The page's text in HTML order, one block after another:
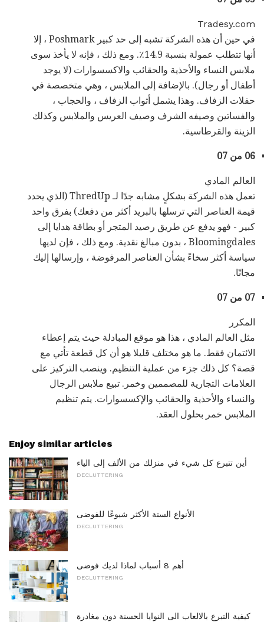
Tradesy.com
في حين أن هذه الشركة تشبه إلى حد كبير Poshmark ، إلا
أنها تتطلب عمولة بنسبة 14.9٪. ومع ذلك ، فإنه لا يأخذ سوى
ملابس النساء والأحذية والحقائب والاكسسوارات (لا يوجد
أطفال أو رجال). بالإضافة إلى الملابس ، وهي متخصصة في
حفلات الزفاف. وهذا يشمل أثواب الزفاف ، والحجاب ،
والفساتين وصيفه الشرف وصيف العريس والملابس وكذلك
الزينة والقرطاسية.
06 من 07
العالم المادي
تعمل هذه الشركة بشكلٍ مشابه جدًا لـ ThredUp (الذي يحدد
قيمة العناصر التي ترسلها بالبريد أكثر من دفعك) بفرق واحد
كبير - فهو يدفع عن طريق رصيد المتجر أو بطاقة هدايا إلى
Bloomingdales ، بدون مبالغ نقدية. ومع ذلك ، فإن لديها
سياسة أكثر سخاءً بشأن العناصر المرفوضة ، وإرسالها إليك
مجانًا.
07 من 07
المكرر
مثل العالم المادي ، هذا هو موقع المبادلة حيث يتم إعطاء
الائتمان فقط. ما هو مختلف قليلا هو أن كل قطعة تأتي مع
قصة؟ كل ذلك جزء من عملية التنظيم. وينصب التركيز على
العلامات التجارية للمصممين وخمر. تبيع ملابس الرجال
والنساء والأحذية والحقائب والإكسسوارات. يتم تنظيم
الملابس خمر بحلول العقد.
Enjoy similar articles
أين تتبرع كل شيء في منزلك من الألف إلى الياء
DECLUTTERING
الأنواع الستة الأكثر شيوعًا للفوضى
DECLUTTERING
أهم 8 أسباب لماذا لديك فوضى
DECLUTTERING
كيفية التبرع بالالعاب الى النوايا الحسنة دون مغادرة